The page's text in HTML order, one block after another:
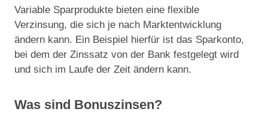
Variable Sparprodukte bieten eine flexible
Verzinsung, die sich je nach Marktentwicklung
ändern kann. Ein Beispiel hierfür ist das Sparkonto,
bei dem der Zinssatz von der Bank festgelegt wird
und sich im Laufe der Zeit ändern kann.
Was sind Bonuszinsen?